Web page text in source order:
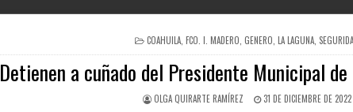
POSTED
IN
COAHUILA, FCO. I. MADERO, GENERO, LA LAGUNA,
Detienen a cuñado del Presidente Municipal
OLGA QUIRARTE RAMÍREZ 31 DE DICIEMBRE DE 2022